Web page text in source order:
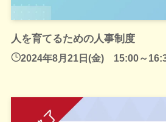
人を育てるための人事制度
2024年8月21日(金) 15:00～